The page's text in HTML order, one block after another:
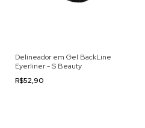
Delineador em Gel BackLine
Eyerliner - S Beauty
R$52,90